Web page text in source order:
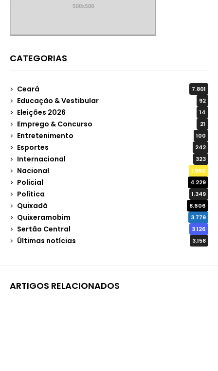
CATEGORIAS
Ceará 7.801
Educação & Vestibular 92
Eleições 2026 14
Emprego & Concurso 21
Entretenimento 100
Esportes 242
Internacional 323
Nacional 1.960
Policial 4.229
Política 1.349
Quixadá 8.606
Quixeramobim 3.779
Sertão Central 3.126
Últimas notícias 3.158
ARTIGOS RELACIONADOS